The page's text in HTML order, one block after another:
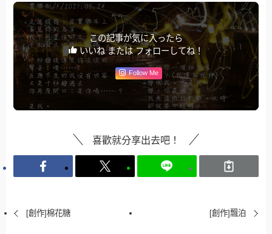
この記事が気に入ったら
いいね または フォローしてね！
Follow Me
喜歡就分享出去吧！
[創作]棉花糖 [創作]飄泊